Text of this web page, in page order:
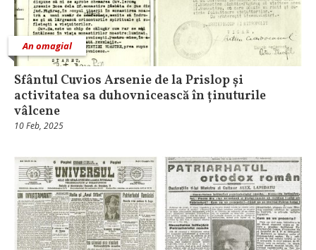
An omagial
Sfântul Cuvios Arsenie de la Prislop și
activitatea sa duhovnicească în ținuturile
vâlcene
10 Feb, 2025